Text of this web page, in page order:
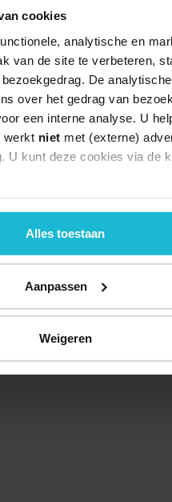
cookies
analytische en
van de site te verbeteren,
De
over het gedrag van
een interne analyse. U
werkt niet met (externe)
U kunt deze cookies via de
Alles toestaan
Aanpassen
Weigeren
Nederland
Disclaimer
Contact
de